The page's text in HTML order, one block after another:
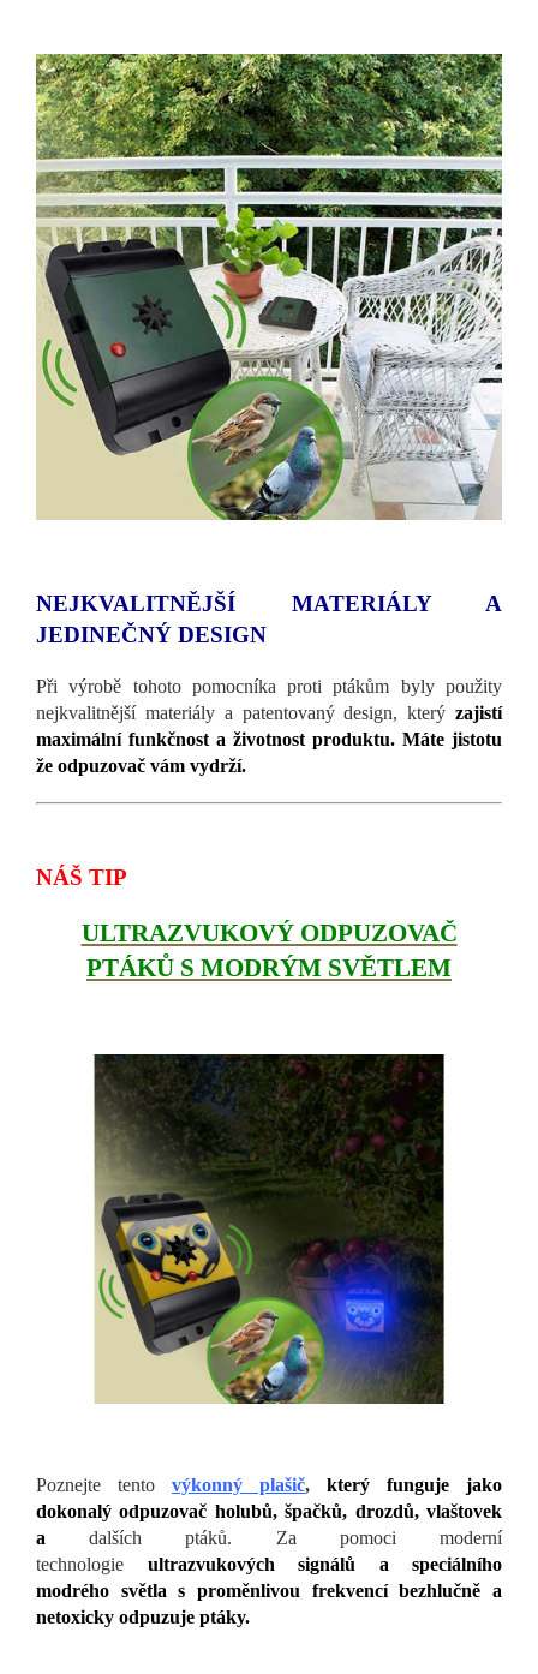
NEJKVALITNĚJŠÍ MATERIÁLY A
JEDINEČNÝ DESIGN
Při výrobě tohoto pomocníka proti ptákům byly použity
nejkvalitnější materiály a patentovaný design, který zajistí
maximální funkčnost a životnost produktu. Máte jistotu
že odpuzovač vám vydrží.
NÁŠ TIP
ULTRAZVUKOVÝ ODPUZOVAČ
PTÁKŮ S MODRÝM SVĚTLEM
Poznejte tento výkonný plašič, který funguje jako
dokonalý odpuzovač holubů, špačků, drozdů, vlaštovek
a
dalších ptáků. Za pomoci moderní
technologie ultrazvukových signálů a speciálního
modrého světla s proměnlivou frekvencí bezhlučně a
netoxicky odpuzuje ptáky.